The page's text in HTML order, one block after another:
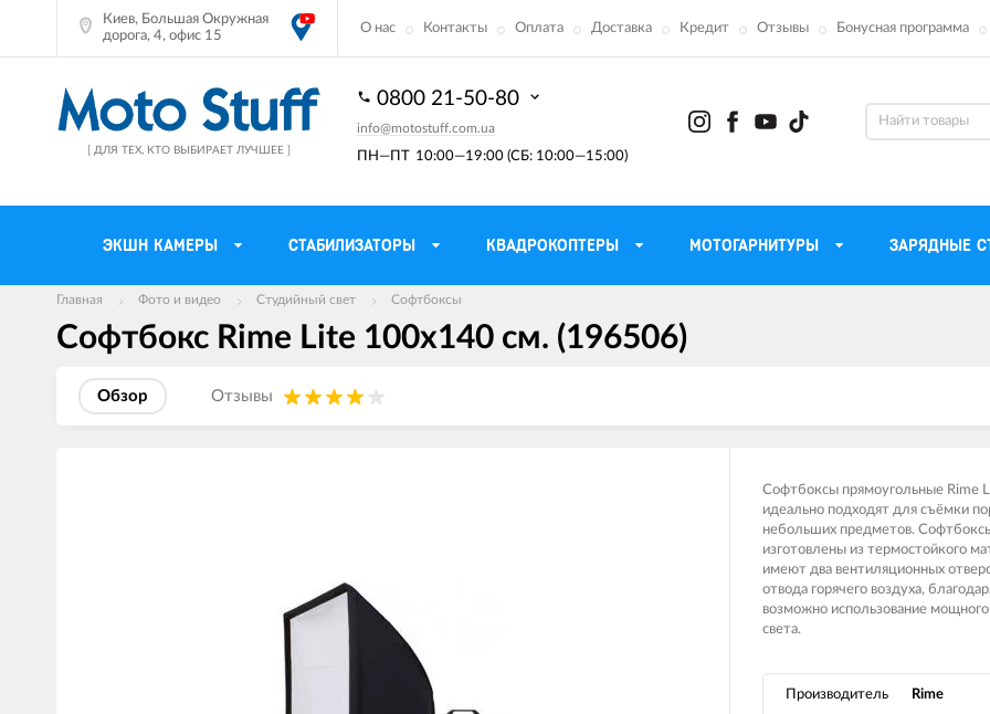
Киев, Большая Окружная
дорога, 4, офис 15
О нас Контакты Оплата Доставка Кредит Отзывы Бонусная программа
[ ДЛЯ ТЕХ, КТО ВЫБИРАЕТ ЛУЧШЕЕ ] ПН—ПТ 10:00—19:00 (СБ: 10:00—15:00)
0800 21-50-80
info@motostuff.com.ua
ЭКШН КАМЕРЫ СТАБИЛИЗАТОРЫ КВАДРОКОПТЕРЫ МОТОГАРНИТУРЫ ЗАРЯДНЫЕ
Мотошлемы
Мотокуртки
Термобелье, подшлемники,
Держатели телефона
Мотозеркала
Моторучки (грипсы)
Грузики руля
Моторные масла для
мотоцикла
Пропитки воздушного фильтра
Охлаждающая жидкость
Веб-
Носимые
Рюкзаки
Главная Фото и видео Студийный свет Софтбоксы
Софтбокс Rime Lite 100х140 см. (196506)
Обзор Отзывы
Софтбоксы прямоугольные Rime
идеально подходят для съёмки
небольших предметов.
изготовлены из термостойкого
имеют два вентиляционных
отвода горячего воздуха,
возможно использование
света.
Производитель Rime